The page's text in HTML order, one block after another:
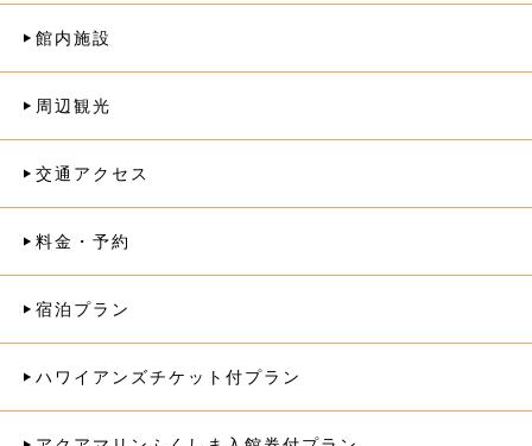
館内施設
周辺観光
交通アクセス
料金・予約
宿泊プラン
ハワイアンズチケット付プラン